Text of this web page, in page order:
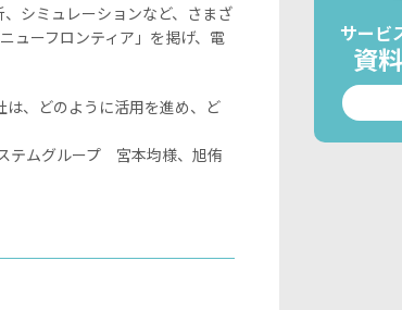
シミュレーションなど、さまざ
ューフロンティア」を掲げ、電
は、どのように活用を進め、ど
テムグループ 宮本均様、旭侑
サービ
資